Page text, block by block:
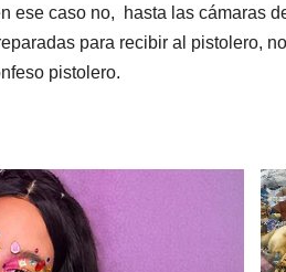
ese caso no, hasta las cámaras
para recibir al pistolero,
pistolero.